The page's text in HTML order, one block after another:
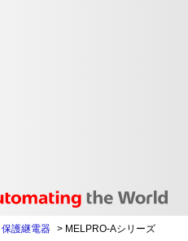
保護継電器 > MELPRO-Aシリーズ